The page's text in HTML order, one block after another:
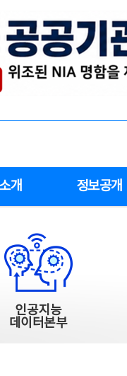
개 정보공개
인공지능
데이터본부